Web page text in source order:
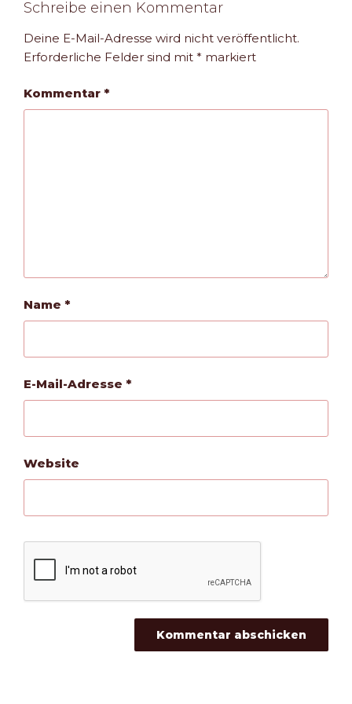
Schreibe einen Kommentar
Deine E-Mail-Adresse wird nicht veröffentlicht.
Erforderliche Felder sind mit * markiert
Kommentar *
Name *
E-Mail-Adresse *
Website